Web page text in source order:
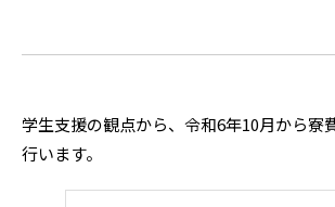
学生支援の観点から、令和6年10月から寮
行います。